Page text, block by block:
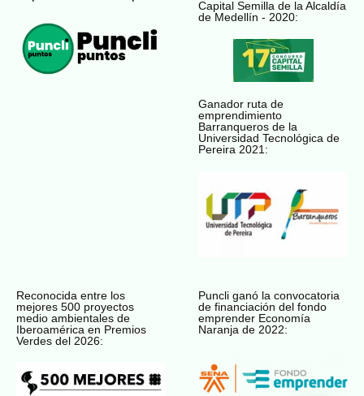
Capital Semilla de la Alcaldía
de Medellín - 2020:
Ganador ruta de
emprendimiento
Barranqueros de la
Universidad Tecnológica de
Pereira 2021:
Reconocida entre los
mejores 500 proyectos
medio ambientales de
Iberoamérica en Premios
Verdes del 2026:
Puncli ganó la convocatoria
de financiación del fondo
emprender Economía
Naranja de 2022: